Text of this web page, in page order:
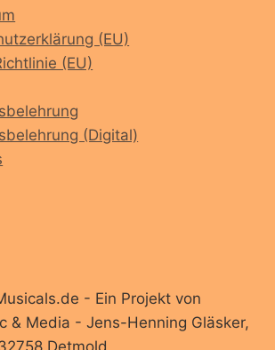
(EU)
(EU)
(Digital)
- Ein Projekt von
& Media - Jens-Henning Gläsker,
Detmold